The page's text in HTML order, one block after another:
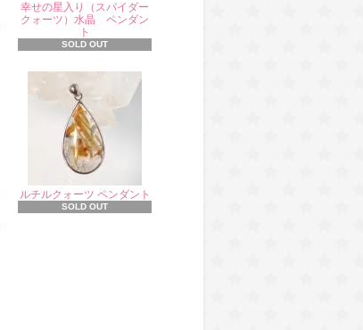
幸せの星入り（スパイダー
クォーツ）水晶 ペンダン
ト
SOLD OUT
ルチルクォーツ ペンダント
SOLD OUT